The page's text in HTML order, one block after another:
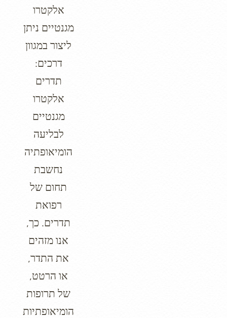
אלקטרו
מגנטיים ניתן
ליצור במגוון
דרכים:
תדרים
אלקטרו
מגנטיים
לבליעה
הומיאופתיה
נחשבת
תחום של
רפואת
תדרים. כך,
אנו מזהים
את התדר,
או הרטט,
של תרופות
הומיאופתיות